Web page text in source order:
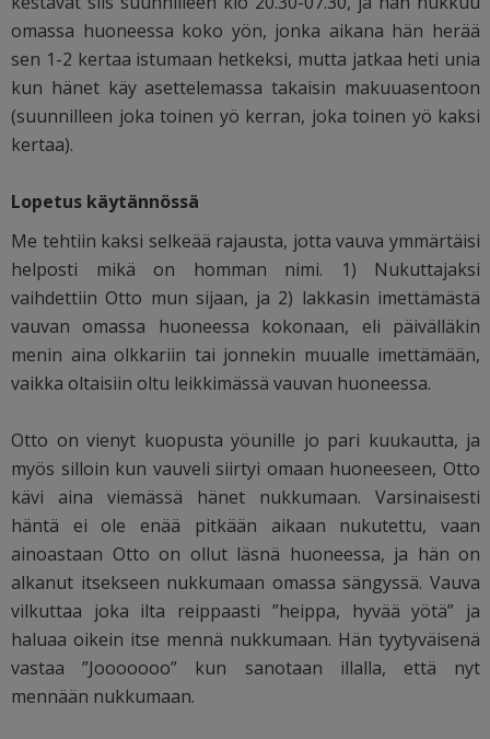
omassa huoneessa koko yön, jonka aikana hän herää
sen 1-2 kertaa istumaan hetkeksi, mutta jatkaa heti unia
kun hänet käy asettelemassa takaisin makuuasentoon
(suunnilleen joka toinen yö kerran, joka toinen yö kaksi
kertaa).
Lopetus käytännössä
Me tehtiin kaksi selkeää rajausta, jotta vauva ymmärtäisi
helposti mikä on homman nimi. 1) Nukuttajaksi
vaihdettiin Otto mun sijaan, ja 2) lakkasin imettämästä
vauvan omassa huoneessa kokonaan, eli päivälläkin
menin aina olkkariin tai jonnekin muualle imettämään,
vaikka oltaisiin oltu leikkimässä vauvan huoneessa.
Otto on vienyt kuopusta yöunille jo pari kuukautta, ja
myös silloin kun vauveli siirtyi omaan huoneeseen, Otto
kävi aina viemässä hänet nukkumaan. Varsinaisesti
häntä ei ole enää pitkään aikaan nukutettu, vaan
ainoastaan Otto on ollut läsnä huoneessa, ja hän on
alkanut itsekseen nukkumaan omassa sängyssä. Vauva
vilkuttaa joka ilta reippaasti ”heippa, hyvää yötä” ja
haluaa oikein itse mennä nukkumaan. Hän tyytyväisenä
vastaa ”Jooooooo” kun sanotaan illalla, että nyt
mennään nukkumaan.